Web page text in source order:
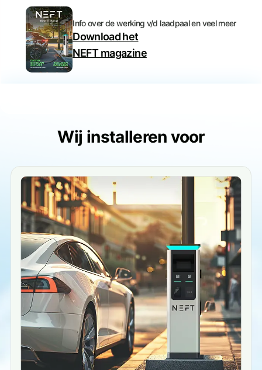
Info over de werking v/d laadpaal en veel meer
Download het
NEFT magazine
Wij installeren voor